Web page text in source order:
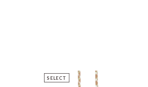
SELECT